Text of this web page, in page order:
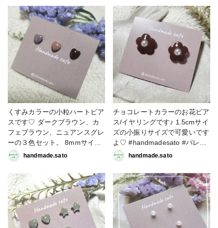
アクセサリー #handmadesato
#うさぎ #うさぎ年
くすみカラーの小粒ハートピア
スです♡ ダークブラウン、カ
フェブラウン、ニュアンスグレ
ーの３色セット。 8mmサイズ
なので邪魔にならず使いやすい
です大きさです♪ #バレンタイ
ンコンテスト #アクセサリー部
#ピアス #handmadesato
handmade.sato
チョコレートカラーのお花ピア
ス/イヤリングです♪ 1.5cmサイ
ズの小振りサイズで可愛いです
よ♡ #handmadesato #バレン
タインコンテスト #アクセサリ
ー部 #ピアス #イヤリング #レ
ジン
handmade.sato